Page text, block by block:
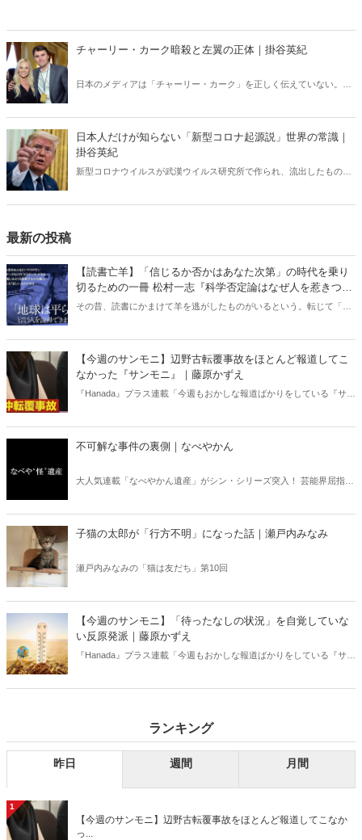
チャーリー・カーク暗殺と左翼の正体｜掛谷英紀
日本のメディアは「チャーリー・カーク」を正しく伝えていない。カ
釈では絶対にわからない「チャーリー・カーク」現象の本質。
日本人だけが知らない「新型コロナ起源説」世界の常識｜
掛谷英紀
新型コロナウイルスが武漢ウイルス研究所で作られ、流出したもので
最新の投稿
【読書亡羊】「信じるか否かはあなた次第」の時代を乗り
切るための一冊 松村一志『科学否定論はなぜ人を惹きつけ
るのか』（ちくま新書）｜梶原麻衣子
その昔、読書にかまけて羊を逃がしたものがいるという。転じて「読
ある。元月刊『Hanada』編集部員のライター・梶原がお送りする時事
書評！
【今週のサンモニ】辺野古転覆事故をほとんど報道してこ
なかった『サンモニ』｜藤原かずえ
『Hanada』プラス連載「今週もおかしな報道ばかりをしている『サン
不可解な事件の裏側｜なべやかん
大人気連載「なべやかん遺産」がシン・シリーズ突入！ 芸能界屈指の
信じるか信じないかは、あなた次第！ 芸能ニュース
子猫の太郎が「行方不明」になった話｜瀬戸内みなみ
瀬戸内みなみの「猫は友だち」第10回
【今週のサンモニ】「待ったなしの状況」を自覚していな
い反原発派｜藤原かずえ
『Hanada』プラス連載「今週もおかしな報道ばかりをしている『サン
ランキング
昨日 週間 月間
1
【今週のサンモニ】辺野古転覆事故をほとんど報道してこなか
っ...